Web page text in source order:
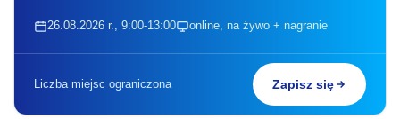
26.08.2026 r., 9:00-13:00 online, na żywo + nagranie
Liczba miejsc ograniczona Zapisz się